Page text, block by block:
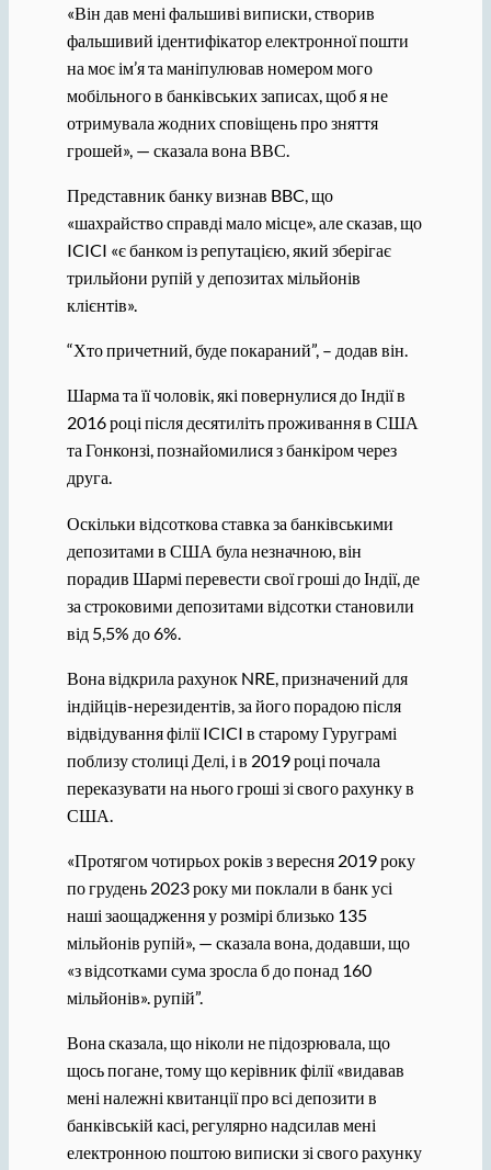
«Він дав мені фальшиві виписки, створив
фальшивий ідентифікатор електронної пошти
на моє ім’я та маніпулював номером мого
мобільного в банківських записах, щоб я не
отримувала жодних сповіщень про зняття
грошей», — сказала вона ВВС.
Представник банку визнав BBC, що
«шахрайство справді мало місце», але сказав, що
ICICI «є банком із репутацією, який зберігає
трильйони рупій у депозитах мільйонів
клієнтів».
“Хто причетний, буде покараний”, – додав він.
Шарма та її чоловік, які повернулися до Індії в
2016 році після десятиліть проживання в США
та Гонконзі, познайомилися з банкіром через
друга.
Оскільки відсоткова ставка за банківськими
депозитами в США була незначною, він
порадив Шармі перевести свої гроші до Індії, де
за строковими депозитами відсотки становили
від 5,5% до 6%.
Вона відкрила рахунок NRE, призначений для
індійців-нерезидентів, за його порадою після
відвідування філії ICICI в старому Гуруграмі
поблизу столиці Делі, і в 2019 році почала
переказувати на нього гроші зі свого рахунку в
США.
«Протягом чотирьох років з вересня 2019 року
по грудень 2023 року ми поклали в банк усі
наші заощадження у розмірі близько 135
мільйонів рупій», — сказала вона, додавши, що
«з відсотками сума зросла б до понад 160
мільйонів». рупій”.
Вона сказала, що ніколи не підозрювала, що
щось погане, тому що керівник філії «видавав
мені належні квитанції про всі депозити в
банківській касі, регулярно надсилав мені
електронною поштою виписки зі свого рахунку